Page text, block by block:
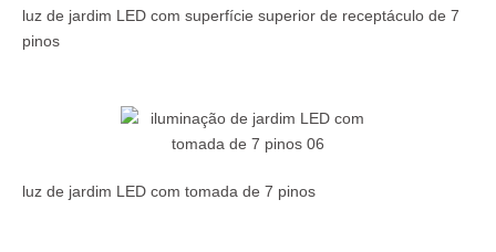
luz de jardim LED com superfície superior de receptáculo de 7
pinos
luz de jardim LED com tomada de 7 pinos